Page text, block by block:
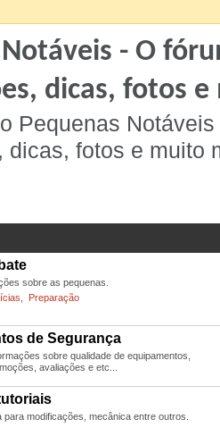
- O
dicas, fotos
Pequenas
dicas, fotos e muito
sobre as pequenas.
Preparação
de Segurança
sobre qualidade de equipamentos,
avaliações e etc...
para modificações, mecânica entre outros.